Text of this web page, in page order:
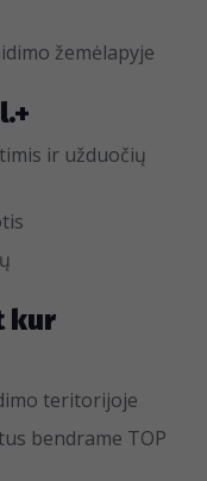
žemėlapyje
ir užduočių
kur
teritorijoje
bendrame TOP